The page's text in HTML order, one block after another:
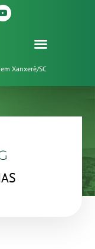
Xanxerê/SC